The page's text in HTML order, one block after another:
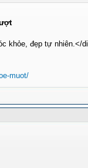
khỏe, đẹp tự nhiên.</
muot/